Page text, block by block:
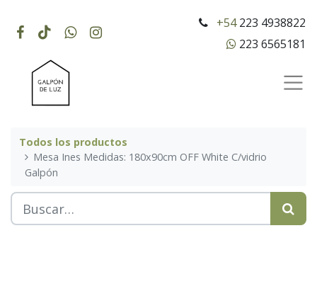
+54223 4938822
223 6565181
Todos los productos
Mesa Ines Medidas: 180x90cm OFF White C/vidrio
Galpón